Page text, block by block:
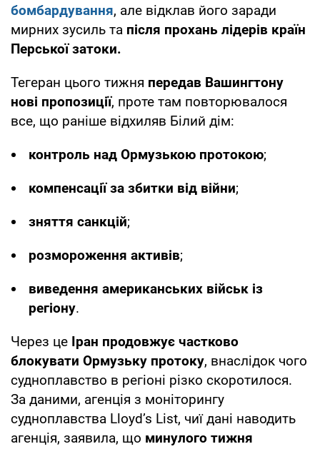
бомбардування, але відклав його заради
мирних зусиль та після прохань лідерів країн
Перської затоки.
Тегеран цього тижня передав Вашингтону
нові пропозиції, проте там повторювалося
все, що раніше відхиляв Білий дім:
контроль над Ормузькою протокою;
компенсації за збитки від війни;
зняття санкцій;
розмороження активів;
виведення американських військ із
регіону.
Через це Іран продовжує частково
блокувати Ормузьку протоку, внаслідок чого
судноплавство в регіоні різко скоротилося.
За даними, агенція з моніторингу
судноплавства Lloyd’s List, чиї дані наводить
агенція, заявила, що минулого тижня